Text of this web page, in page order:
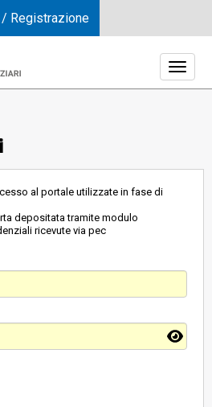
al portale utilizzate in fase di
depositata tramite modulo
ricevute via pec
Registrazione